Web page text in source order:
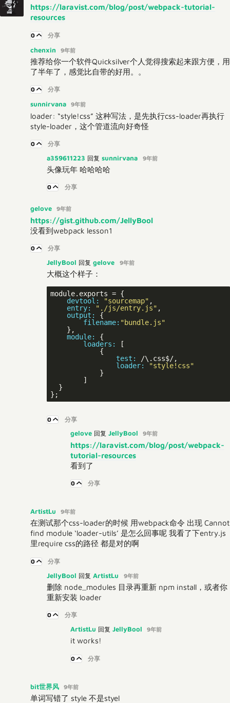
https://laravist.com/blog/post/webpack-tutorial-
resources
0 分享
chenxin 9年前
推荐给你一个软件Quicksilver个人觉得搜索起来跟方便，用
了半年了，感觉比自带的好用。。
0 分享
sunnirvana 9年前
loader: “style!css” 这种写法，是先执行css-loader再执行
style-loader，这个管道流向好奇怪
0 分享
a359611223 回复 sunnirvana 9年前
头像玩年 哈哈哈哈
0 分享
gelove 9年前
https://gist.github.com/JellyBool
没看到webpack lesson1
0 分享
JellyBool 回复 gelove 9年前
大概这个样子：
    devtool:
"sourcemap"
    entry:
"./js/entry.js"
    output:
        filename:
"bundle.js"
    module:
        loaders:
[
                test:
                loader:
"style!css"
            }
        ]
  }
0 分享
gelove 回复 JellyBool 9年前
https://laravist.com/blog/post/webpack-
tutorial-resources
看到了
0 分享
ArtistLu 9年前
在测试那个css-loader的时候 用webpack命令 出现 Cannot
find module ‘loader-utils’ 是怎么回事呢 我看了下entry.js
里require css的路径 都是对的啊
0 分享
JellyBool 回复 ArtistLu 9年前
删除 node_modules 目录再重新 npm install，或者你
重新安装 loader
0 分享
ArtistLu 回复 JellyBool 9年前
it works!
0 分享
bit世界风 9年前
单词写错了 style 不是styel